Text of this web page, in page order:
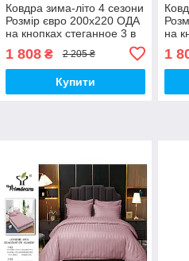
Ковдра зима-літо 4 сезони
Розмір євро 200х220 ОДА
на кнопках стеганное 3 в
1 808₴ 2 205 ₴
Купити
на
1